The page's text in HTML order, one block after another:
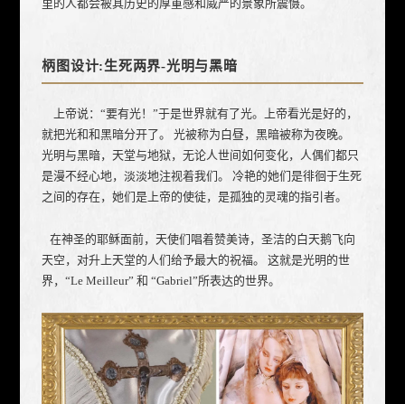
里的人都会被其历史的厚重感和威严的景象所震慑。
柄图设计:生死两界-光明与黑暗
上帝说：“要有光！”于是世界就有了光。上帝看光是好的，
就把光和和黑暗分开了。 光被称为白昼，黑暗被称为夜晚。
光明与黑暗，天堂与地狱，无论人世间如何变化，人偶们都只
是漫不经心地，淡淡地注视着我们。 冷艳的她们是徘徊于生死
之间的存在，她们是上帝的使徒，是孤独的灵魂的指引者。
在神圣的耶稣面前，天使们唱着赞美诗，圣洁的白天鹅飞向
天空，对升上天堂的人们给予最大的祝福。 这就是光明的世
界，“Le Meilleur” 和 “Gabriel”所表达的世界。